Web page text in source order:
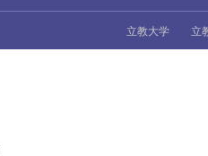
立教大学 立